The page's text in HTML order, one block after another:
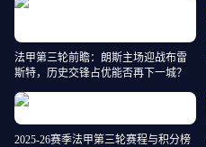
法甲第三轮前瞻：朗斯主场迎战布雷
斯特，历史交锋占优能否再下一城？
2025-26赛季法甲第三轮赛程与积分榜